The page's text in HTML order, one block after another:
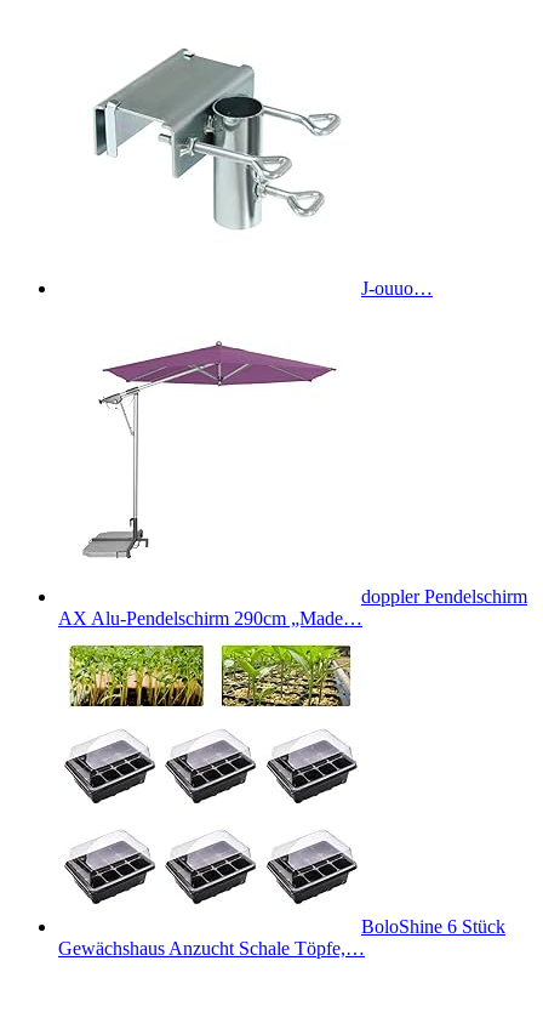
J-ouuo…
doppler Pendelschirm
AX Alu-Pendelschirm 290cm „Made…
BoloShine 6 Stück
Gewächshaus Anzucht Schale Töpfe,…